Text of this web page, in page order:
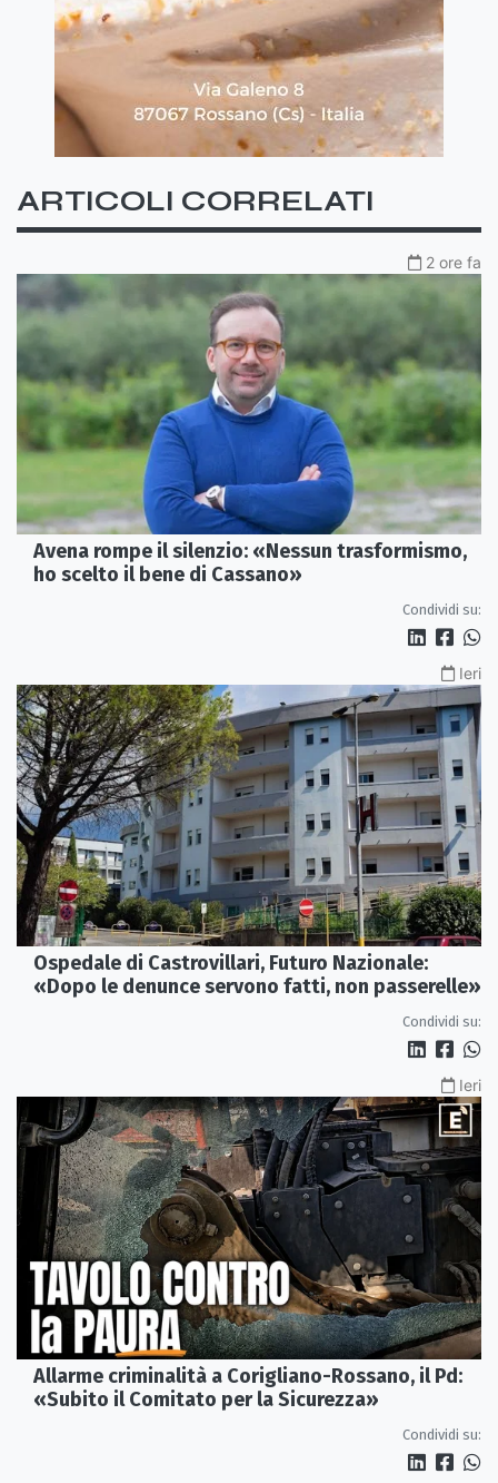
ARTICOLI CORRELATI
2 ore fa
Avena rompe il silenzio: «Nessun trasformismo,
ho scelto il bene di Cassano»
Condividi su:
Ieri
Ospedale di Castrovillari, Futuro Nazionale:
«Dopo le denunce servono fatti, non passerelle»
Condividi su:
Ieri
Allarme criminalità a Corigliano-Rossano, il Pd:
«Subito il Comitato per la Sicurezza»
Condividi su: